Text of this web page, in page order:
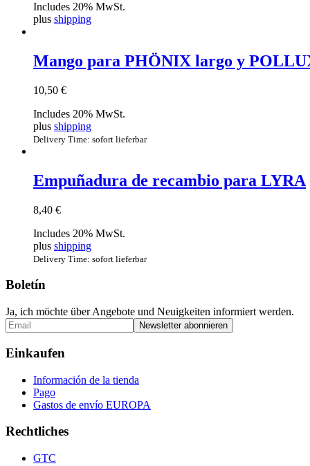
Includes 20% MwSt.
plus shipping
Mango para PHÖNIX largo y
10,50 €
Includes 20% MwSt.
plus shipping
Delivery Time: sofort lieferbar
Empuñadura de recambio para LYRA
8,40 €
Includes 20% MwSt.
plus shipping
Delivery Time: sofort lieferbar
Boletín
Ja, ich möchte über Angebote und Neuigkeiten informiert werden.
Einkaufen
Información de la tienda
Pago
Gastos de envío EUROPA
Rechtliches
GTC